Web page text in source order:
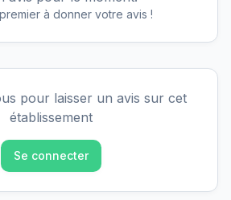
à donner votre avis !
pour laisser un avis sur cet
établissement
Se connecter